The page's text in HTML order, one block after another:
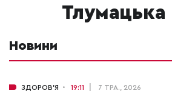
Новини
ЗДОРОВ'Я 19:11 7 ТРА., 2026